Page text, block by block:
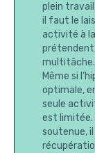
plein
il faut le
activité à
multitâche.
Même si
optimale,
seule
est limitée.
soutenue, il